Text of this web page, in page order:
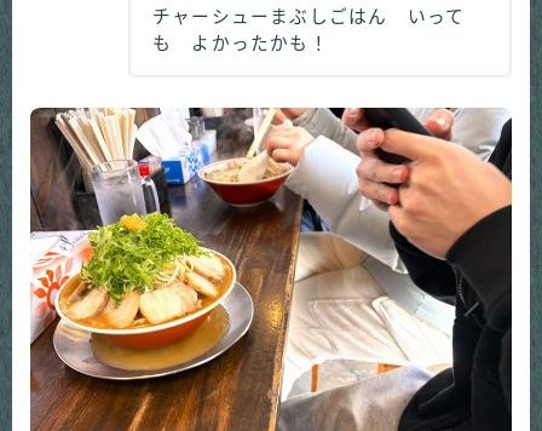
チャーシューまぶしごはん いって
も よかったかも！